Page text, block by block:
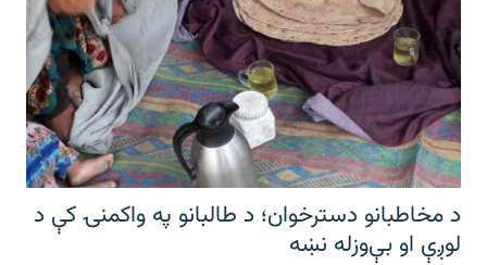
د مخاطبانو دسترخوان؛ د طالبانو په واکمنۍ کې د
لوږې او بې‌وزله نښه